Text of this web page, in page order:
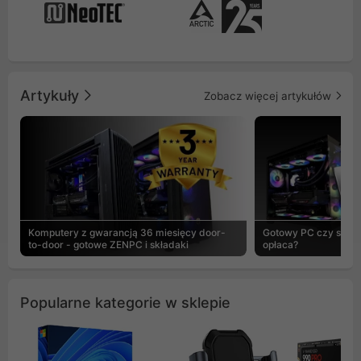
Artykuły Zobacz więcej artykułów
Komputery z gwarancją 36 miesięcy door-
to-door - gotowe ZENPC i składaki
Gotowy PC czy
opłaca?
Popularne kategorie w sklepie